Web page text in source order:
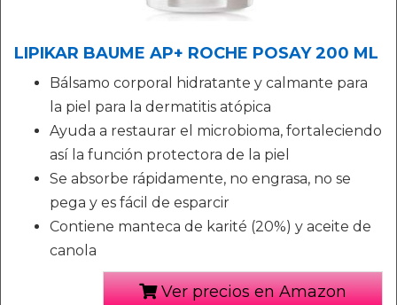
LIPIKAR BAUME AP+ ROCHE POSAY 200 ML
Bálsamo corporal hidratante y calmante para
la piel para la dermatitis atópica
Ayuda a restaurar el microbioma, fortaleciendo
así la función protectora de la piel
Se absorbe rápidamente, no engrasa, no se
pega y es fácil de esparcir
Contiene manteca de karité (20%) y aceite de
canola
Ver precios en Amazon